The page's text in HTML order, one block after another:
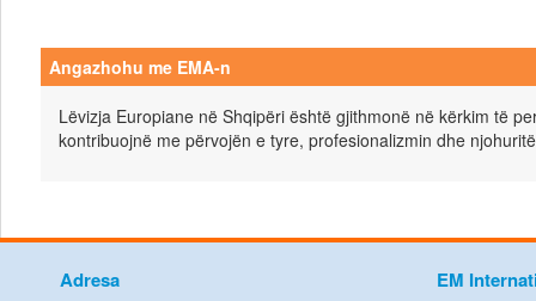
Angazhohu me EMA-n
Lëvizja Europiane në Shqipëri është gjithmonë në kërkim të
kontribuojnë me përvojën e tyre, profesionalizmin dhe
Adresa EM